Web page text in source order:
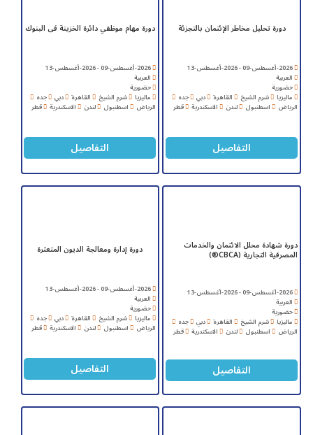
دورة تحليل مخاطر الإئتمان بالتجزئة
2026-أغسطس-09 - 2026-أغسطس-13
العربية
حضورية
ماليزيا شرم الشيخ القاهرة دبي جده
الرياض اسطنبول لندن الاسكندرية قطر
التفاصيل
دورة مهام موظفي دائرة الخزينة فى البنوك
2026-أغسطس-09 - 2026-أغسطس-13
العربية
حضورية
ماليزيا شرم الشيخ القاهرة دبي جده
الرياض اسطنبول لندن الاسكندرية قطر
التفاصيل
دورة شهادة محلل الائتمان والخدمات
المصرفية التجارية (CBCA®)
2026-أغسطس-09 - 2026-أغسطس-13
العربية
حضورية
ماليزيا شرم الشيخ القاهرة دبي جده
الرياض اسطنبول لندن الاسكندرية قطر
التفاصيل
دورة إدارة ومعالجة الديون المتعثرة
2026-أغسطس-09 - 2026-أغسطس-13
العربية
حضورية
ماليزيا شرم الشيخ القاهرة دبي جده
الرياض اسطنبول لندن الاسكندرية قطر
التفاصيل